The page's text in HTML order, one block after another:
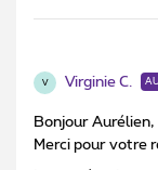
V Virginie C.
Bonjour Aurélien,
Merci pour votre